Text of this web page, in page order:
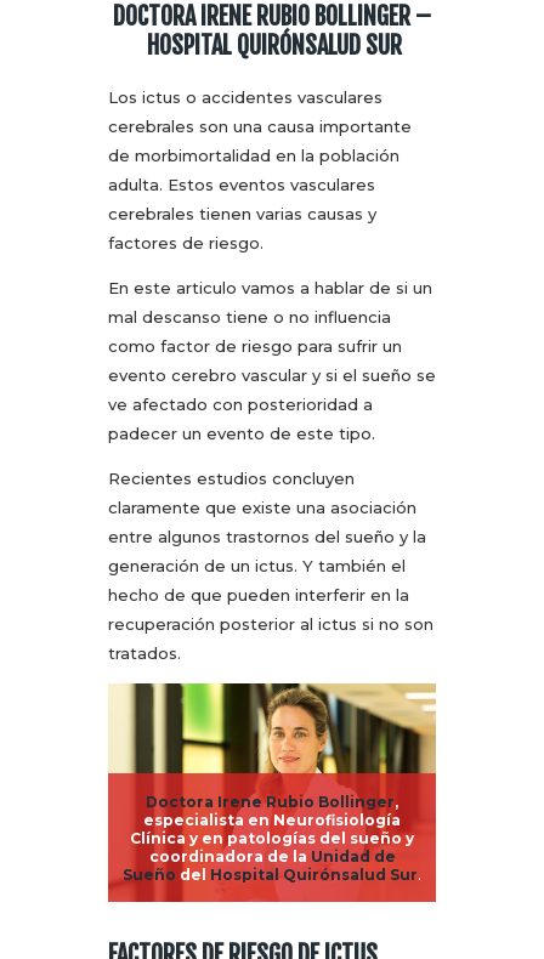
DOCTORA IRENE RUBIO BOLLINGER–
HOSPITAL QUIRÓNSALUD SUR
Los ictus o accidentes vasculares
cerebrales son una causa importante
de morbimortalidad en la población
adulta. Estos eventos vasculares
cerebrales tienen varias causas y
factores de riesgo.
En este articulo vamos a hablar de si un
mal descanso tiene o no influencia
como factor de riesgo para sufrir un
evento cerebro vascular y si el sueño se
ve afectado con posterioridad a
padecer un evento de este tipo.
Recientes estudios concluyen
claramente que existe una asociación
entre algunos trastornos del sueño y la
generación de un ictus. Y también el
hecho de que pueden interferir en la
recuperación posterior al ictus si no son
tratados.
Doctora Irene Rubio Bollinger,
especialista en Neurofisiología
Clínica y en patologías del sueño y
coordinadora de la Unidad de
Sueño del Hospital Quirónsalud Sur.